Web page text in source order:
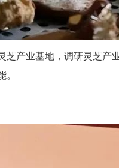
芝产业基地，调研灵芝产
。